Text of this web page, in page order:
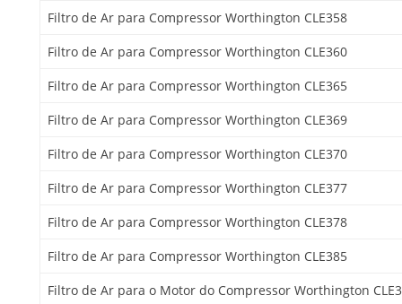
Filtro de Ar para Compressor Worthington CLE358
Filtro de Ar para Compressor Worthington CLE360
Filtro de Ar para Compressor Worthington CLE365
Filtro de Ar para Compressor Worthington CLE369
Filtro de Ar para Compressor Worthington CLE370
Filtro de Ar para Compressor Worthington CLE377
Filtro de Ar para Compressor Worthington CLE378
Filtro de Ar para Compressor Worthington CLE385
Filtro de Ar para o Motor do Compressor Worthington